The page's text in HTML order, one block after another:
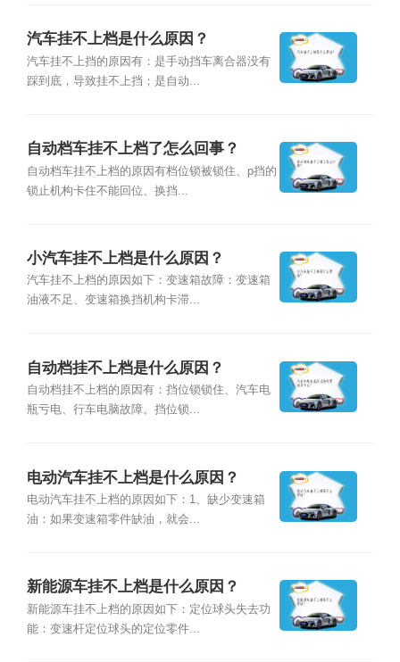
汽车挂不上档是什么原因？
汽车挂不上挡的原因有：是手动挡车离合器没有
踩到底，导致挂不上挡；是自动...
自动档车挂不上档了怎么回事？
自动档车挂不上档的原因有档位锁被锁住、p挡的
锁止机构卡住不能回位、换挡...
小汽车挂不上档是什么原因？
汽车挂不上档的原因如下：变速箱故障：变速箱
油液不足、变速箱换挡机构卡滞...
自动档挂不上档是什么原因？
自动档挂不上档的原因有：挡位锁锁住、汽车电
瓶亏电、行车电脑故障。挡位锁...
电动汽车挂不上档是什么原因？
电动汽车挂不上档的原因如下：1、缺少变速箱
油：如果变速箱零件缺油，就会...
新能源车挂不上档是什么原因？
新能源车挂不上档的原因如下：定位球头失去功
能：变速杆定位球头的定位零件...